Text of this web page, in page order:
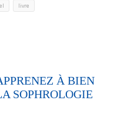
livre
À BIEN
SOPHROLOGIE